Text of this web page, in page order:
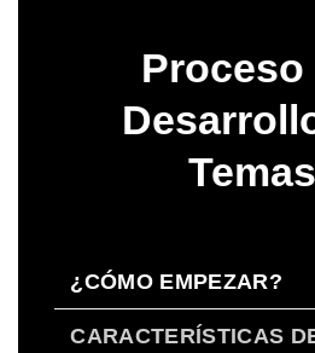
Proceso
Temas
¿CÓMO EMPEZAR?
CARACTERÍSTICAS